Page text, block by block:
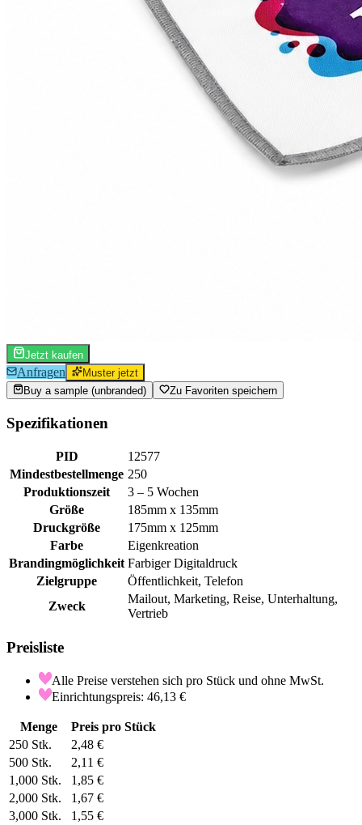
Jetzt kaufen
Anfragen
Muster jetzt
Buy a sample (unbranded)
Zu Favoriten speichern
Spezifikationen
PID
12577
Mindestbestellmenge 250
Produktionszeit
3 – 5 Wochen
Größe
185mm x 135mm
Druckgröße
175mm x 125mm
Farbe
Eigenkreation
Brandingmöglichkeit Farbiger Digitaldruck
Zielgruppe
Öffentlichkeit, Telefon
Zweck
Mailout, Marketing, Reise, Unterhaltung,
Vertrieb
Preisliste
Alle Preise verstehen sich pro Stück und ohne MwSt.
Einrichtungspreis: 46,13 €
Menge
Preis pro Stück
250 Stk.
2,48 €
500 Stk.
2,11 €
1,000 Stk.
1,85 €
2,000 Stk.
1,67 €
3,000 Stk.
1,55 €